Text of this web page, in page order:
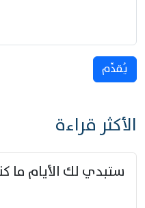
يُقدِّم
الأكثر قراءة